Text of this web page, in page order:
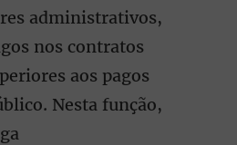
administrativos,
nos contratos
aos pagos
Nesta função,